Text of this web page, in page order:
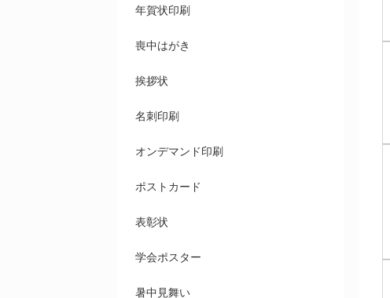
年賀状印刷
喪中はがき
挨拶状
名刺印刷
オンデマンド印刷
ポストカード
表彰状
学会ポスター
暑中見舞い